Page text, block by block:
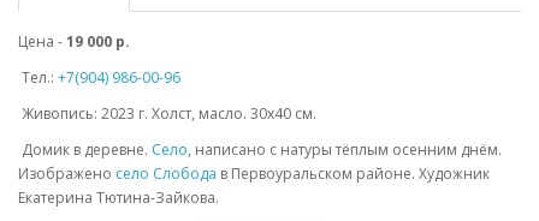
Цена -19 000 р.
Тел.: +7(904) 986-00-96
Живопись: 2023 г. Холст, масло. 30х40 см.
Домик в деревне. Село, написано с натуры тёплым осенним днём.
Изображено село Слобода в Первоуральском районе. Художник
Екатерина Тютина-Зайкова.